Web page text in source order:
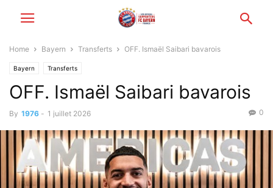
Home Bayern Transferts OFF. Ismaël Saibari bavarois
Bayern Transferts
OFF. Ismaël Saibari bavarois
By 1976 - 1 juillet 2026 0